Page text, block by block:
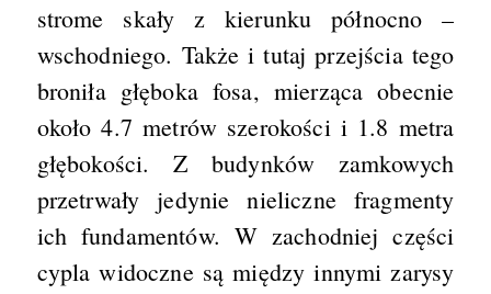
strome skały z kierunku północno –
wschodniego. Także i tutaj przejścia tego
broniła głęboka fosa, mierząca obecnie
około 4.7 metrów szerokości i 1.8 metra
głębokości. Z budynków zamkowych
przetrwały jedynie nieliczne fragmenty
ich fundamentów. W zachodniej części
cypla widoczne są między innymi zarysy